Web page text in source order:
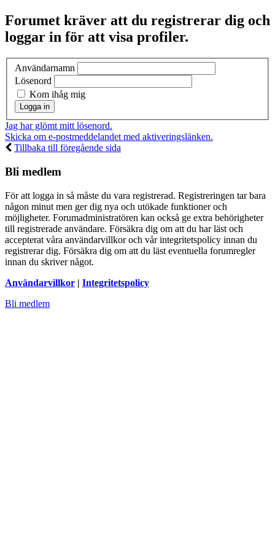
Forumet kräver att du registrerar dig och
loggar in för att visa profiler.
Användarnamn
Lösenord
Kom ihåg mig
Jag har glömt mitt lösenord.
Skicka om e-postmeddelandet med aktiveringslänken.
Tillbaka till föregående sida
Bli medlem
För att logga in så måste du vara registrerad. Registreringen tar bara
någon minut men ger dig nya och utökade funktioner och
möjligheter. Forumadministratören kan också ge extra behörigheter
till registrerade användare. Försäkra dig om att du har läst och
accepterat våra användarvillkor och vår integritetspolicy innan du
registrerar dig. Försäkra dig om att du läst eventuella forumregler
innan du skriver något.
Användarvillkor | Integritetspolicy
Bli medlem